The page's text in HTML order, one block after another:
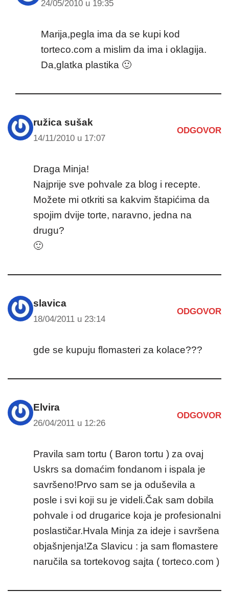
24/05/2010 u 19:35
Marija,pegla ima da se kupi kod
torteco.com a mislim da ima i oklagija.
Da,glatka plastika 🙂
ružica sušak
14/11/2010 u 17:07
ODGOVOR
Draga Minja!
Najprije sve pohvale za blog i recepte.
Možete mi otkriti sa kakvim štapićima da
spojim dvije torte, naravno, jedna na
drugu?
🙂
slavica
18/04/2011 u 23:14
ODGOVOR
gde se kupuju flomasteri za kolace???
Elvira
26/04/2011 u 12:26
ODGOVOR
Pravila sam tortu ( Baron tortu ) za ovaj
Uskrs sa domaćim fondanom i ispala je
savršeno!Prvo sam se ja oduševila a
posle i svi koji su je videli.Čak sam dobila
pohvale i od drugarice koja je profesionalni
poslastičar.Hvala Minja za ideje i savršena
objašnjenja!Za Slavicu : ja sam flomastere
naručila sa tortekovog sajta ( torteco.com )